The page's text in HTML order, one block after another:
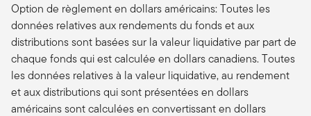
Option de règlement en dollars américains: Toutes les
données relatives aux rendements du fonds et aux
distributions sont basées sur la valeur liquidative par part de
chaque fonds qui est calculée en dollars canadiens. Toutes
les données relatives à la valeur liquidative, au rendement
et aux distributions qui sont présentées en dollars
américains sont calculées en convertissant en dollars